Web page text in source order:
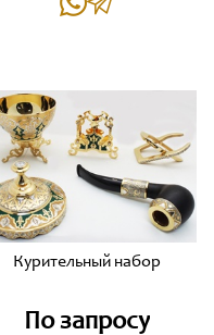
Курительный набор
По запросу